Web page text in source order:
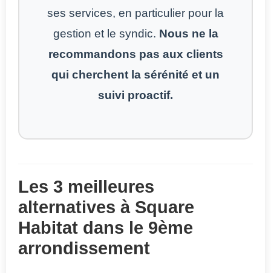
ses services, en particulier pour la
gestion et le syndic. Nous ne la
recommandons pas aux clients
qui cherchent la sérénité et un
suivi proactif.
Les 3 meilleures
alternatives à Square
Habitat dans le 9ème
arrondissement